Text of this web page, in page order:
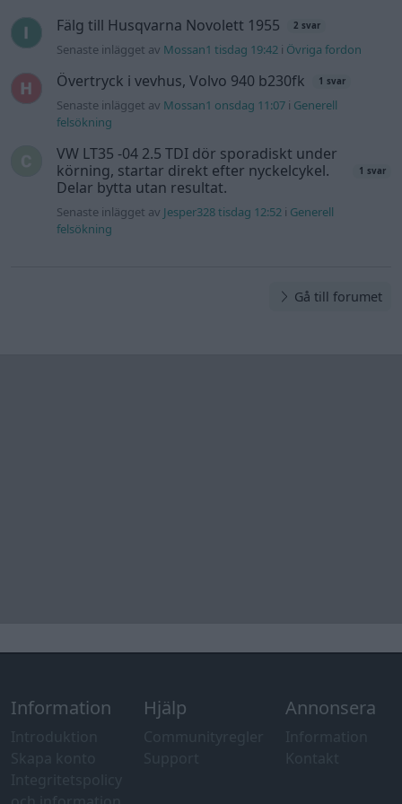
Fälg till Husqvarna Novolett 1955 2 svar
Senaste inlägget av Mossan1 tisdag 19:42 i Övriga fordon
Övertryck i vevhus, Volvo 940 b230fk 1 svar
Senaste inlägget av Mossan1 onsdag 11:07 i Generell
felsökning
VW LT35 -04 2.5 TDI dör sporadiskt under
körning, startar direkt efter nyckelcykel.
Delar bytta utan resultat.
1 svar
Senaste inlägget av Jesper328 tisdag 12:52 i Generell
felsökning
Gå till forumet
Tips och